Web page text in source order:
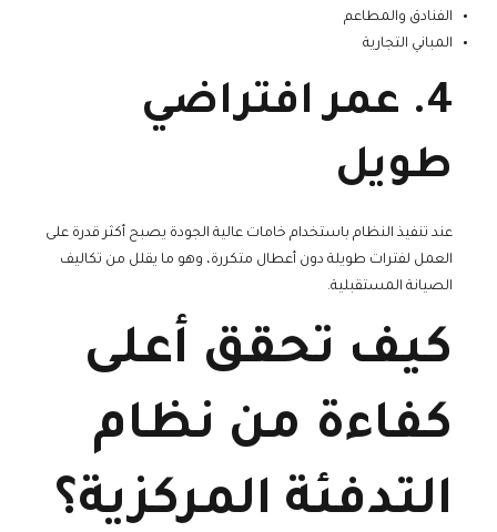
الفنادق والمطاعم
المباني التجارية
4. عمر افتراضي
طويل
عند تنفيذ النظام باستخدام خامات عالية الجودة يصبح أكثر قدرة على
العمل لفترات طويلة دون أعطال متكررة، وهو ما يقلل من تكاليف
الصيانة المستقبلية.
كيف تحقق أعلى
كفاءة من نظام
التدفئة المركزية؟